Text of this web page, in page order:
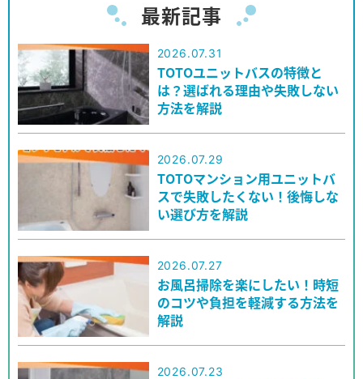
最新記事
2026.07.31
TOTOユニットバスの特徴と
は？選ばれる理由や失敗しない
方法を解説
2026.07.29
TOTOマンション用ユニットバ
スで失敗したくない！後悔しな
い選び方を解説
2026.07.27
お風呂掃除を楽にしたい！時短
のコツや負担を軽減する方法を
解説
2026.07.23